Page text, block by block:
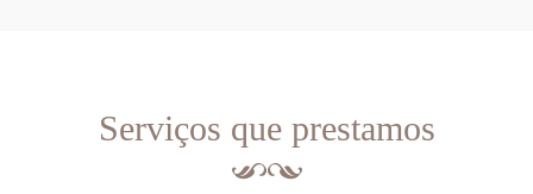
Serviços que prestamos